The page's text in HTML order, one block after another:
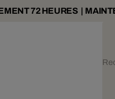
72 HEURES |